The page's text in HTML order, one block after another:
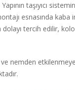
taşıyıcı
esnasında kaba
tercih edilir,
ve nemden